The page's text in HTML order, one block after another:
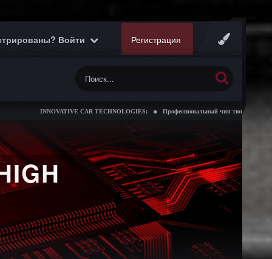
Войти Регистрация
CAR TECHNOLOGIES: Профессиональный чип тюнинг коробок передач